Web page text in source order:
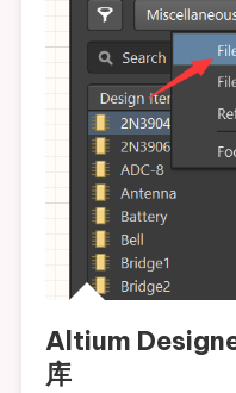
Altium
库